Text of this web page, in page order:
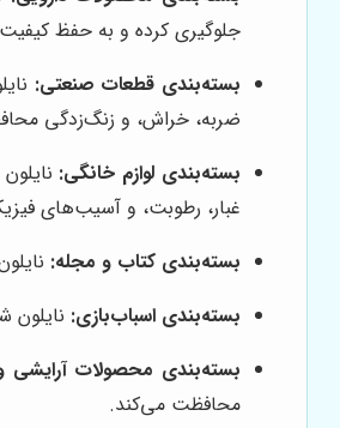
جلوگیری کرده و به حفظ
بسته‌بندی قطعات صنعتی:
ضربه، خراش، و زنگ‌زدگی
بسته‌بندی لوازم خانگی:
غبار، رطوبت، و آسیب‌های
بسته‌بندی کتاب و مجله:
بسته‌بندی اسباب‌بازی: نایلون
بسته‌بندی محصولات آرایشی
محافظت می‌کند.